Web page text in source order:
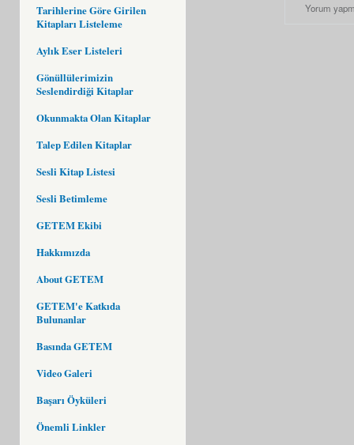
Tarihlerine Göre Girilen
Kitapları Listeleme
Aylık Eser Listeleri
Gönüllülerimizin
Seslendirdiği Kitaplar
Okunmakta Olan Kitaplar
Talep Edilen Kitaplar
Sesli Kitap Listesi
Sesli Betimleme
GETEM Ekibi
Hakkımızda
About GETEM
GETEM'e Katkıda
Bulunanlar
Basında GETEM
Video Galeri
Başarı Öyküleri
Önemli Linkler
Yorum